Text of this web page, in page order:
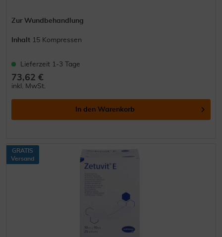
Zur Wundbehandlung
Inhalt 15 Kompressen
Lieferzeit 1-3 Tage
73,62 €
inkl. MwSt.
In den Warenkorb
GRATIS
Versand